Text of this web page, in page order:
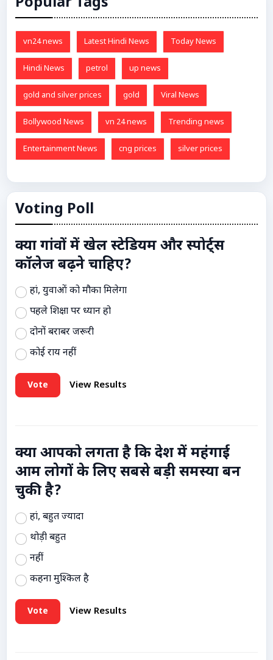
vn24 news Latest Hindi News Today News
Hindi News petrol up news
gold and silver prices gold Viral News
Bollywood News vn 24 news Trending news
Entertainment News cng prices silver prices
Voting Poll
क्या गांवों में खेल स्टेडियम और स्पोर्ट्स
कॉलेज बढ़ने चाहिए?
हां, युवाओं को मौका मिलेगा
पहले शिक्षा पर ध्यान हो
दोनों बराबर जरूरी
कोई राय नहीं
Vote View Results
क्या आपको लगता है कि देश में महंगाई
आम लोगों के लिए सबसे बड़ी समस्या बन
चुकी है?
हां, बहुत ज्यादा
थोड़ी बहुत
नहीं
कहना मुश्किल है
Vote View Results